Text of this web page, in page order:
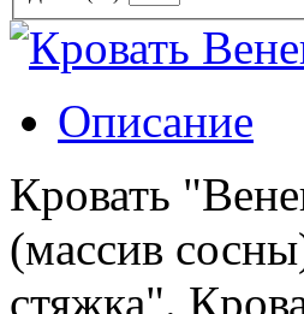
Описание
Кровать
(массив
стяжка".